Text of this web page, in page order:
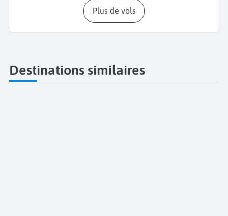
Plus de vols
Destinations similaires